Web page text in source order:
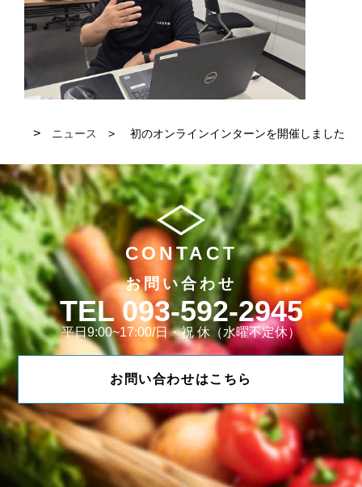
ニュース 初のオンラインインターンを開催しました
CONTACT
お問い合わせ
093-592-2945
平日9:00~17:00/日・祝 休（水曜不定休）
お問い合わせはこちら